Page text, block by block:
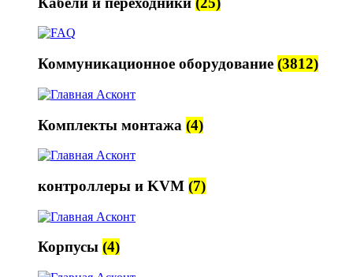
Коммуникационное оборудование (3812)
Комплекты монтажа (4)
контроллеры и KVM (7)
Корпусы (4)